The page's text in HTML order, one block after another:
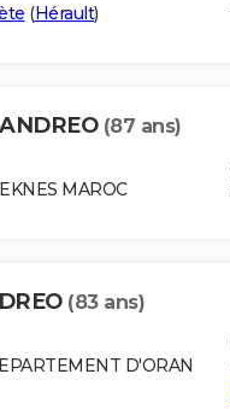
(Hérault)
(87 ans)
MAROC
(83 ans)
D'ORAN